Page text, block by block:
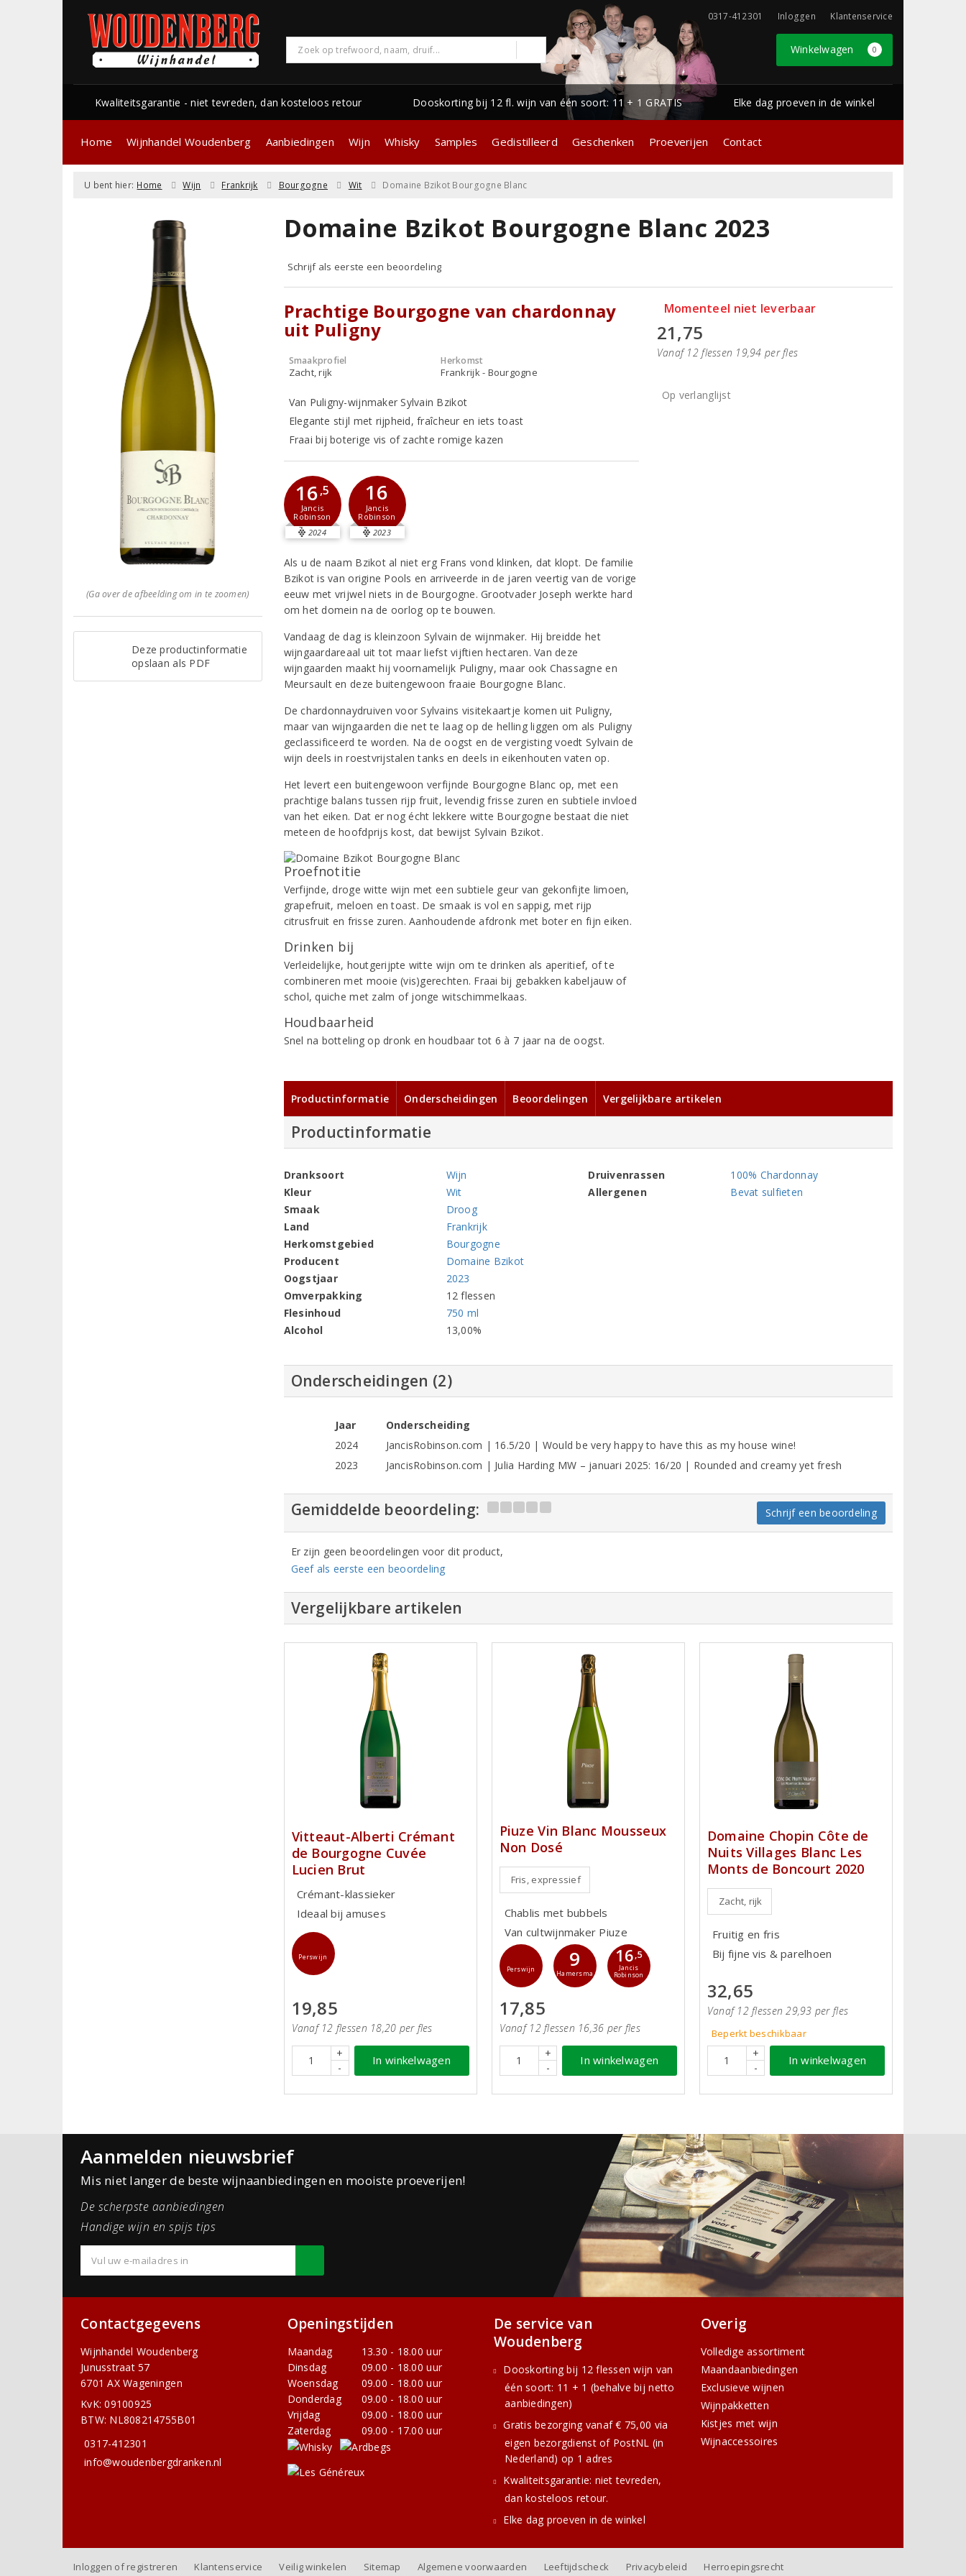
0317-412301 Inloggen Klantenservice
Winkelwagen 0
Kwaliteitsgarantie - niet tevreden, dan kosteloos retour Dooskorting bij 12 fl. wijn van één soort: 11 + 1 GRATIS Elke dag proeven in de winkel
Home Wijnhandel Woudenberg Aanbiedingen Wijn Whisky Samples Gedistilleerd Geschenken Proeverijen Contact
U bent hier: Home Wijn Frankrijk Bourgogne Wit Domaine Bzikot Bourgogne Blanc
(Ga over de afbeelding om in te zoomen)
Deze productinformatie
opslaan als PDF
Domaine Bzikot Bourgogne Blanc 2023
Schrijf als eerste een beoordeling
Prachtige Bourgogne van chardonnay
uit Puligny
Smaakprofiel
Zacht, rijk
Herkomst
Frankrijk - Bourgogne
Van Puligny-wijnmaker Sylvain Bzikot
Elegante stijl met rijpheid, fraîcheur en iets toast
Fraai bij boterige vis of zachte romige kazen
16,5
Jancis
Robinson
2024
16
Jancis
Robinson
2023
Als u de naam Bzikot al niet erg Frans vond klinken, dat klopt. De familie
Bzikot is van origine Pools en arriveerde in de jaren veertig van de vorige
eeuw met vrijwel niets in de Bourgogne. Grootvader Joseph werkte hard
om het domein na de oorlog op te bouwen.
Vandaag de dag is kleinzoon Sylvain de wijnmaker. Hij breidde het
wijngaardareaal uit tot maar liefst vijftien hectaren. Van deze
wijngaarden maakt hij voornamelijk Puligny, maar ook Chassagne en
Meursault en deze buitengewoon fraaie Bourgogne Blanc.
De chardonnaydruiven voor Sylvains visitekaartje komen uit Puligny,
maar van wijngaarden die net te laag op de helling liggen om als Puligny
geclassificeerd te worden. Na de oogst en de vergisting voedt Sylvain de
wijn deels in roestvrijstalen tanks en deels in eikenhouten vaten op.
Het levert een buitengewoon verfijnde Bourgogne Blanc op, met een
prachtige balans tussen rijp fruit, levendig frisse zuren en subtiele invloed
van het eiken. Dat er nog écht lekkere witte Bourgogne bestaat die niet
meteen de hoofdprijs kost, dat bewijst Sylvain Bzikot.
Proefnotitie
Verfijnde, droge witte wijn met een subtiele geur van gekonfijte limoen,
grapefruit, meloen en toast. De smaak is vol en sappig, met rijp
citrusfruit en frisse zuren. Aanhoudende afdronk met boter en fijn eiken.
Drinken bij
Verleidelijke, houtgerijpte witte wijn om te drinken als aperitief, of te
combineren met mooie (vis)gerechten. Fraai bij gebakken kabeljauw of
schol, quiche met zalm of jonge witschimmelkaas.
Houdbaarheid
Snel na botteling op dronk en houdbaar tot 6 à 7 jaar na de oogst.
Momenteel niet leverbaar
21,75
Vanaf 12 flessen 19,94 per fles
Op verlanglijst
Productinformatie Onderscheidingen Beoordelingen Vergelijkbare artikelen
Productinformatie
Dranksoort
Wijn
Kleur
Wit
Smaak
Droog
Land
Frankrijk
Herkomstgebied
Bourgogne
Producent
Domaine Bzikot
Oogstjaar
2023
Omverpakking
12 flessen
Flesinhoud
750 ml
Alcohol
13,00%
Druivenrassen
100% Chardonnay
Allergenen
Bevat sulfieten
Onderscheidingen (2)
Jaar
Onderscheiding
2024
JancisRobinson.com | 16.5/20 | Would be very happy to have this as my house wine!
2023
JancisRobinson.com | Julia Harding MW – januari 2025: 16/20 | Rounded and creamy yet fresh
Gemiddelde beoordeling: Schrijf een beoordeling
Er zijn geen beoordelingen voor dit product,
Geef als eerste een beoordeling
Vergelijkbare artikelen
Vitteaut-Alberti Crémant
de Bourgogne Cuvée
Lucien Brut
Crémant-klassieker
Ideaal bij amuses
Perswijn
19,85
Vanaf 12 flessen 18,20 per fles
+
-
In winkelwagen
Piuze Vin Blanc Mousseux
Non Dosé
Fris, expressief
Chablis met bubbels
Van cultwijnmaker Piuze
Perswijn 9
Hamersma
16,5
Jancis
Robinson
17,85
Vanaf 12 flessen 16,36 per fles
+
-
In winkelwagen
Domaine Chopin Côte de
Nuits Villages Blanc Les
Monts de Boncourt 2020
Zacht, rijk
Fruitig en fris
Bij fijne vis & parelhoen
32,65
Vanaf 12 flessen 29,93 per fles
Beperkt beschikbaar
+
-
In winkelwagen
Aanmelden nieuwsbrief
Mis niet langer de beste wijnaanbiedingen en mooiste proeverijen!
De scherpste aanbiedingen
Handige wijn en spijs tips
Contactgegevens
Wijnhandel Woudenberg
Junusstraat 57
6701 AX Wageningen
KvK: 09100925
BTW: NL808214755B01
0317-412301
info@woudenbergdranken.nl
Openingstijden
Maandag
13.30 - 18.00 uur
Dinsdag
09.00 - 18.00 uur
Woensdag
09.00 - 18.00 uur
Donderdag
09.00 - 18.00 uur
Vrijdag
09.00 - 18.00 uur
Zaterdag
09.00 - 17.00 uur
De service van
Woudenberg
Dooskorting bij 12 flessen wijn van
één soort: 11 + 1 (behalve bij netto
aanbiedingen)
Gratis bezorging vanaf € 75,00 via
eigen bezorgdienst of PostNL (in
Nederland) op 1 adres
Kwaliteitsgarantie: niet tevreden,
dan kosteloos retour.
Elke dag proeven in de winkel
Overig
Volledige assortiment
Maandaanbiedingen
Exclusieve wijnen
Wijnpakketten
Kistjes met wijn
Wijnaccessoires
Inloggen of registreren Klantenservice Veilig winkelen Sitemap Algemene voorwaarden Leeftijdscheck Privacybeleid Herroepingsrecht